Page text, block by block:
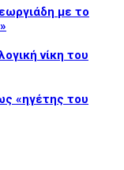
με το
νίκη του
«ηγέτης του